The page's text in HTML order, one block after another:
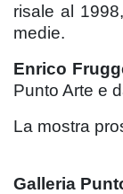
risale al
medie.
Enrico
Punto Arte e
La mostra
Galleria